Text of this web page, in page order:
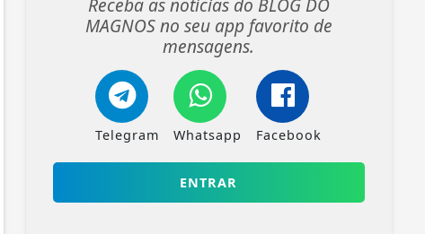
Receba as notícias do BLOG DO
MAGNOS no seu app favorito de
mensagens.
Telegram Whatsapp Facebook
ENTRAR